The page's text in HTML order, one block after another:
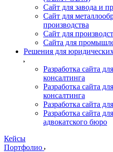
Сайт для завода и
Сайт для
производства
Сайт для
Сайта для
Решения для
Разработка сайта
консалтинга
Разработка сайта
консалтинга
Разработка сайта
Разработка сайта
адвокатского бюро
Кейсы
Портфолио